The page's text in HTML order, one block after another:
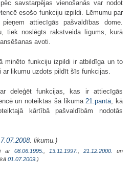
savstarpējas vienošanās var nodot
esošo funkciju izpildi. Lēmumu par
attiecīgās pašvaldības dome.
tiek noslēgts rakstveida līgums, kurā
avoti.
minēto funkciju izpildi ir atbildīga un to
ar likumu uzdots pildīt šīs funkcijas.
deleģēt funkcijas, kas ir attiecīgās
un noteiktas šā likuma21.pantā, kā
kārtībā pašvaldībām nodotās
. likumu.)
ar 08.06.1995., 13.11.1997., 21.12.2000. un
01.07.2009.)